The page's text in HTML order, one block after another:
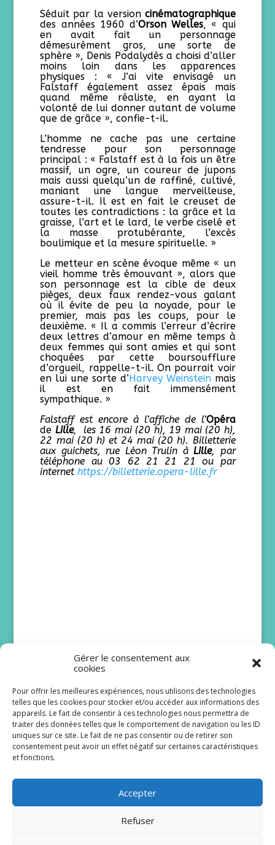
Gérer le consentement aux
cookies
Pour offrir les meilleures expériences, nous utilisons des technologies
telles que les cookies pour stocker et/ou accéder aux informations des
appareils. Le fait de consentir à ces technologies nous permettra de
traiter des données telles que le comportement de navigation ou les ID
uniques sur ce site. Le fait de ne pas consentir ou de retirer son
consentement peut avoir un effet négatif sur certaines caractéristiques
et fonctions.
Accepter
Refuser
Séduit par la version cinématographique
des années 1960 d’Orson Welles, « qui
en avait fait un personnage
démesurément gros, une sorte de
sphère », Denis Podalydès a choisi d’aller
moins loin dans les apparences
physiques : « J’ai vite envisagé un
Falstaff également assez épais mais
quand même réaliste, en ayant la
volonté de lui donner autant de volume
que de grâce », confie-t-il.
L’homme ne cache pas une certaine
tendresse pour son personnage
principal : « Falstaff est à la fois un être
massif, un ogre, un coureur de jupons
mais aussi quelqu’un de raffiné, cultivé,
maniant une langue merveilleuse,
assure-t-il. Il est en fait le creuset de
toutes les contradictions : la grâce et la
graisse, l’art et le lard, le verbe ciselé et
la masse protubérante, l’excès
boulimique et la mesure spirituelle. »
Le metteur en scène évoque même « un
vieil homme très émouvant », alors que
son personnage est la cible de deux
pièges, deux faux rendez-vous galant
où il évite de peu la noyade, pour le
premier, mais pas les coups, pour le
deuxième. « Il a commis l’erreur d’écrire
deux lettres d’amour en même temps à
deux femmes qui sont amies et qui sont
choquées par cette boursoufflure
d’orgueil, rappelle-t-il. On pourrait voir
en lui une sorte d’Harvey Weinsteinmais
il est en fait immensément
sympathique. »
Falstaff est encore à l’affiche de l’Opéra
de Lille, les 16 mai (20 h), 19 mai (20 h),
22 mai (20 h) et 24 mai (20 h). Billetterie
aux guichets, rue Léon Trulin àLille, par
téléphone au 03 62 21 21 21 ou par
internethttps://billetterie.opera-lille.fr
Bruno Solo et Issa
Doumbia rejoignent
Scènes de ménages
24 août à 20 h 40 sur M6. De...
Lire plus